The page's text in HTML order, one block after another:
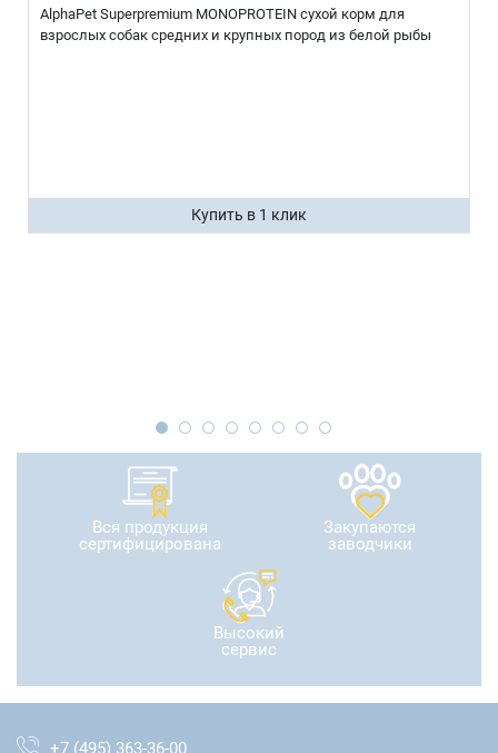
AlphaPet Superpremium MONOPROTEIN сухой корм для
взрослых собак средних и крупных пород из белой рыбы
Купить в 1 клик
Вся продукция
сертифицирована
Закупаются
заводчики
Высокий
сервис
+7 (495) 363-36-00